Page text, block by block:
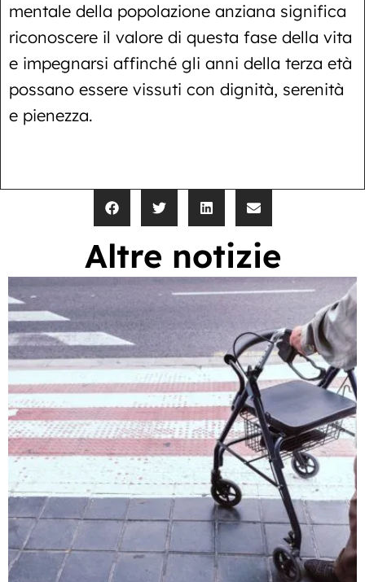
mentale della popolazione anziana significa
riconoscere il valore di questa fase della vita
e impegnarsi affinché gli anni della terza età
possano essere vissuti con dignità, serenità
e pienezza.
Altre notizie